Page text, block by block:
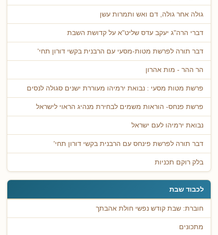
גולה אחר גולה, דם ואש ותמרות עשן
דברי הרה"ג יעקב עדס שליט"א על קדושת השבת
דבר תורה לפרשת מטות-מסעי עם הרבנית בקשי דורון תחי'
הר ההר - מות אהרון
פרשת מטות מסעי : נבואת ירמיהו מעוררת ישנים סגולה לנסים
פרשת פנחס- הוראות משמים לבחירת מנהיג הראוי לישראל
נבואת ירמיהו לעם ישראל
דבר תורה לפרשת פינחס עם הרבנית בקשי דורון תחי'
בלק רוקם תכניות
לכבוד שבת
חוברת: שבת קודש נפשי חולת אהבתך
מתכונים